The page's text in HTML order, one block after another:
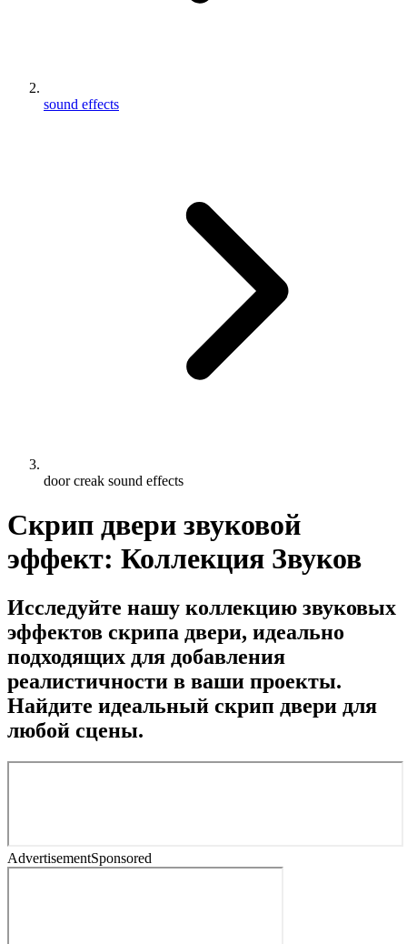
sound effects
door creak sound effects
Скрип двери звуковой
эффект: Коллекция Звуков
Исследуйте нашу коллекцию звуковых
эффектов скрипа двери, идеально
подходящих для добавления
реалистичности в ваши проекты.
Найдите идеальный скрип двери для
любой сцены.
AdvertisementSponsored